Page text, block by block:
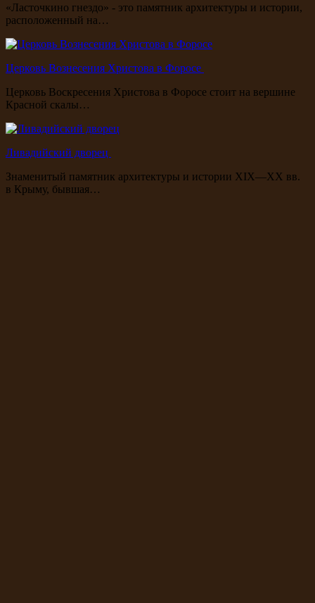
«Ласточкино гнездо» - это памятник архитектуры и истории,
расположенный на…
Церковь Вознесения Христова в Форосе
Церковь Воскресения Христова в Форосе стоит на вершине
Красной скалы…
Ливадийский дворец
Знаменитый памятник архитектуры и истории XIX—XX вв.
в Крыму, бывшая…